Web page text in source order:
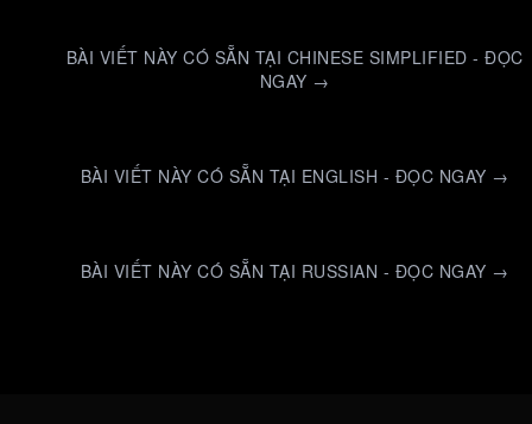
BÀI VIẾT NÀY CÓ SẴN TẠI CHINESE SIMPLIFIED - ĐỌC
NGAY →
BÀI VIẾT NÀY CÓ SẴN TẠI ENGLISH - ĐỌC NGAY →
BÀI VIẾT NÀY CÓ SẴN TẠI RUSSIAN - ĐỌC NGAY →